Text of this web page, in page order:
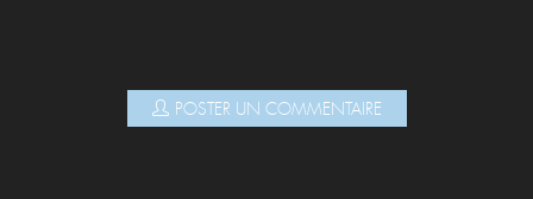
POSTER UN COMMENTAIRE